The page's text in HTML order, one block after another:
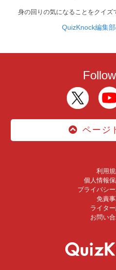
身の回りの気になることをクイズ
QuizKnock編集
ページ
利用
個人情報
プライバシ
免責
ライタ
お問い